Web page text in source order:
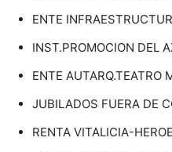
ENTE
INST.PROMOCION DEL
ENTE AUTARQ.TEATRO
JUBILADOS FUERA DE
RENTA VITALICIA-